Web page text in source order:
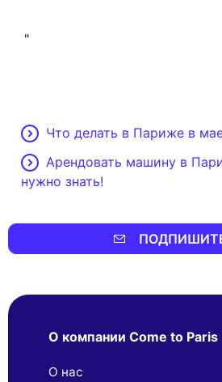
"
Что делать в Париже в
Арендовать машину в
нужно знать!
О компании Come to Paris
О нас